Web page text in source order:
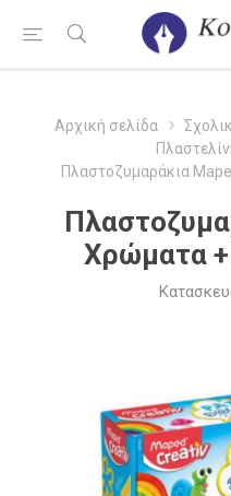
Αρχική σελίδα
Πλαστοζυμαράκια
Χρώματα